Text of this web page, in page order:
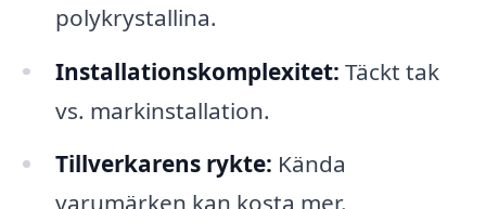
polykrystallina.
Installationskomplexitet: Täckt tak
vs. markinstallation.
Tillverkarens rykte: Kända
varumärken kan kosta mer.